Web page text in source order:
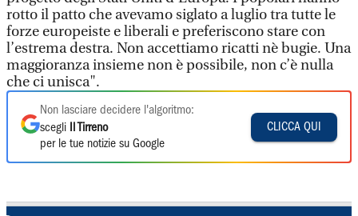
rotto il patto che avevamo siglato a luglio tra tutte le
forze europeiste e liberali e preferiscono stare con
l’estrema destra. Non accettiamo ricatti nè bugie. Una
maggioranza insieme non è possibile, non c’è nulla
che ci unisca".
Non lasciare decidere l'algoritmo:
scegli
Il Tirreno
per le tue notizie su Google
CLICCA QUI